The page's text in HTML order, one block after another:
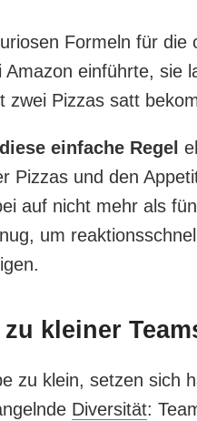
Formeln für die
einführte, sie
zwei Pizzas satt
einfache Regel
Pizzas und den
auf nicht mehr als
um
kleiner
zu klein, setzen sich
Diversität: